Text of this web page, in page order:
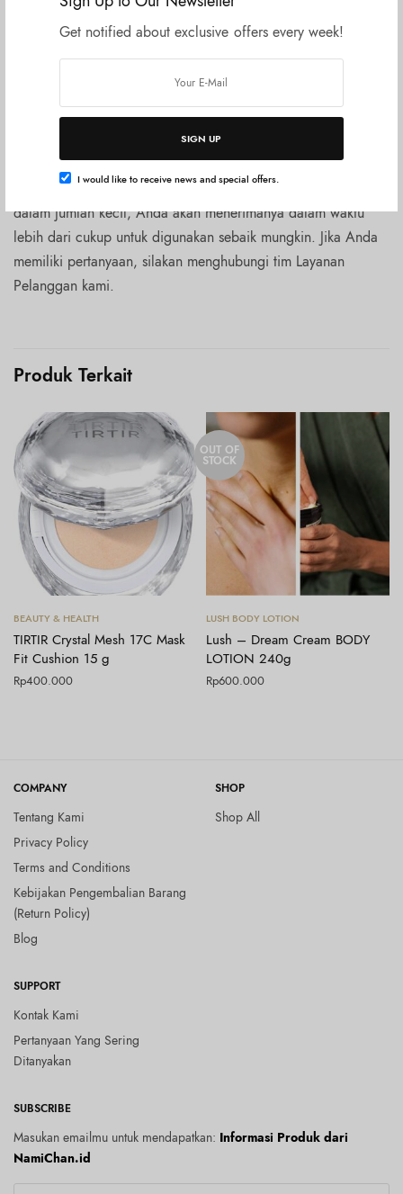
Get notified about exclusive offers every week!
SIGN UP
I would like to receive news and special offers.
Tarik napas neroli dan biarkan akar valerian dan lemon
Karena banyaknya bahan-bahan super segar, pembersih ini
paling baik digunakan dalam waktu 4 bulan sejak tanggal
pembuatannya. Anda dapat menemukan tanggal ini pada
stiker wajah di sisi pot. Karena kami membuat produk ini
dalam jumlah kecil, Anda akan menerimanya dalam waktu
lebih dari cukup untuk digunakan sebaik mungkin. Jika Anda
memiliki pertanyaan, silakan menghubungi tim Layanan
Pelanggan kami.
Produk Terkait
Tambah ke keranjang
BEAUTY & HEALTH
TIRTIR Crystal Mesh 17C Mask
Fit Cushion 15 g
Rp400.000
OUT OF
STOCK
Baca selengkapnya
LUSH BODY LOTION
Lush – Dream Cream BODY
LOTION 240g
Rp600.000
COMPANY
Tentang Kami
Privacy Policy
Terms and Conditions
Kebijakan Pengembalian Barang
(Return Policy)
Blog
SHOP
Shop All
SUPPORT
Kontak Kami
Pertanyaan Yang Sering
Ditanyakan
SUBSCRIBE
Masukan emailmu untuk mendapatkan: Informasi Produk dari
NamiChan.id